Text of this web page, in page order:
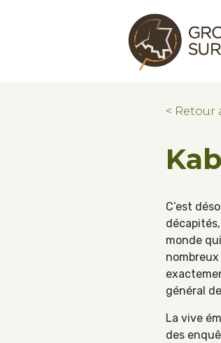
Congo Research
< Retour
C’est
monde
général de
La vive
des